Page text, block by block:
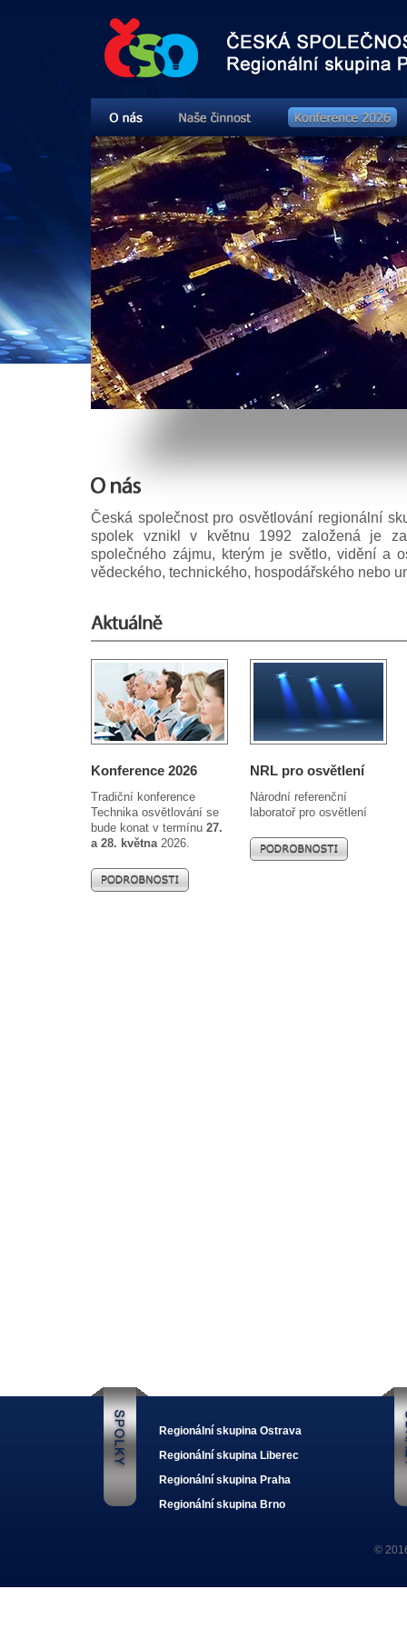
Česká společnost pro osvětlování regionální
spolek vznikl v květnu 1992 založená je
společného zájmu, kterým je světlo, vidění a
vědeckého, technického, hospodářského nebo
Konference 2026
Tradiční konference
Technika osvětlování se
bude konat v termínu 27.
a 28. května2026.
NRL pro osvětlení
Národní referenční
laboratoř pro osvětlení
Regionální skupina Ostrava
Regionální skupina Liberec
Regionální skupina Praha
Regionální skupina Brno
©